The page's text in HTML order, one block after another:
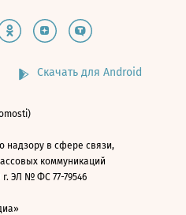
Скачать для Android
надзору в сфере связи,
коммуникаций
ЭЛ № ФС 77-79546